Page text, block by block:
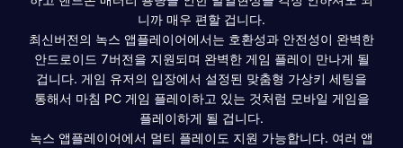
니까 매우 편할 겁니다.
최신버전의 녹스 앱플레이어에서는 호환성과 안전성이 완벽한
안드로이드 7버전을 지원되며 완벽한 게임 플레이 만나게 될
겁니다. 게임 유저의 입장에서 설정된 맞춤형 가상키 세팅을
통해서 마침 PC 게임 플레이하고 있는 것처럼 모바일 게임을
플레이하게 될 겁니다.
녹스 앱플레이어에서 멀티 플레이도 지원 가능합니다. 여러 앱